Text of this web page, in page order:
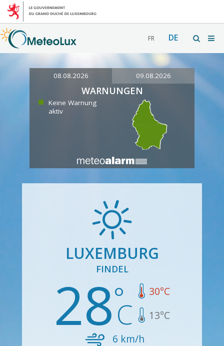
FR DE
08.08.2026 09.08.2026
WARNUNGEN
Keine Warnung
aktiv
LUXEMBURG
FINDEL
28 30°C
13°C
6 km/h